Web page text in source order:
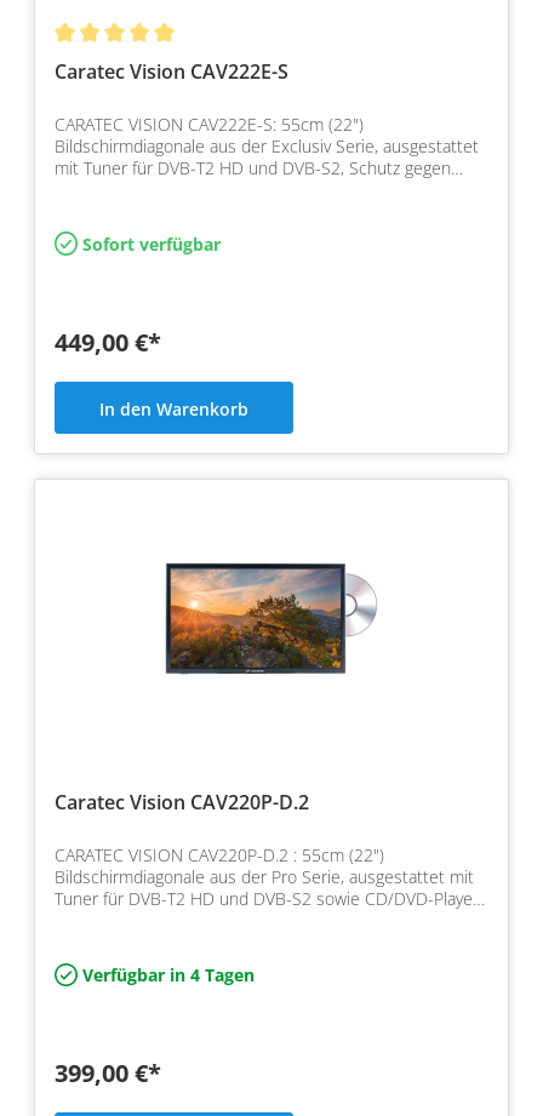
Caratec Vision CAV222E-S
CARATEC VISION CAV222E-S: 55cm (22")
Bildschirmdiagonale aus der Exclusiv Serie, ausgestattet
mit Tuner für DVB-T2 HD und DVB-S2, Schutz gegen
Sofort verfügbar
449,00 €*
In den Warenkorb
Caratec Vision CAV220P-D.2
CARATEC VISION CAV220P-D.2 : 55cm (22")
Bildschirmdiagonale aus der Pro Serie, ausgestattet mit
Tuner für DVB-T2 HD und DVB-S2 sowie CD/DVD-Player,
Verfügbar in 4 Tagen
399,00 €*